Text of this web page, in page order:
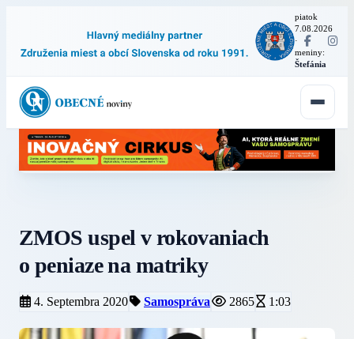
piatok
7.08.2026
·
meniny:
Štefánia
ZMOS uspel v rokovaniach
o peniaze na matriky
4. Septembra 2020 Samospráva 2865 1:03